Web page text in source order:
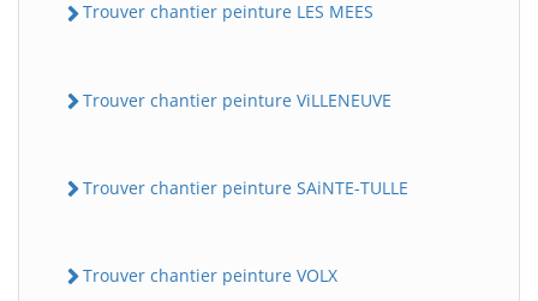
Trouver chantier peinture LES MEES
Trouver chantier peinture ViLLENEUVE
Trouver chantier peinture SAiNTE-TULLE
Trouver chantier peinture VOLX